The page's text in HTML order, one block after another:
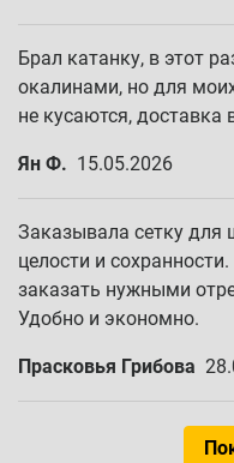
Брал катанку, в этот
окалинами, но для
не кусаются, доставка
Ян Ф. 15.05.2026
Заказывала сетку для
целости и
заказать нужными
Удобно и экономно.
Прасковья Грибова